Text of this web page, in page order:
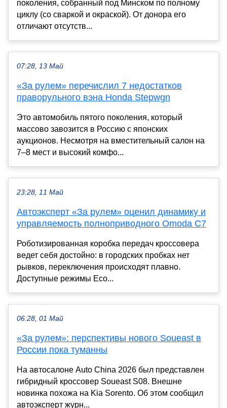
поколения, собранный под Минском по полному
циклу (со сваркой и окраской). От донора его
отличают отсутств...
07:28, 13 Май
«За рулем» перечислил 7 недостатков
праворульного вэна Honda Stepwgn
Это автомобиль пятого поколения, который
массово завозится в Россию с японских
аукционов. Несмотря на вместительный салон на
7–8 мест и высокий комфо...
23:28, 11 Май
Автоэксперт «За рулем» оценил динамику и
управляемость полноприводного Omoda C7
Роботизированная коробка передач кроссовера
ведет себя достойно: в городских пробках нет
рывков, переключения происходят плавно.
Доступные режимы Eco...
06:28, 01 Май
«За рулем»: перспективы нового Soueast в
России пока туманны
На автосалоне Auto China 2026 был представлен
гибридный кроссовер Soueast S08. Внешне
новинка похожа на Kia Sorento. Об этом сообщил
автоэксперт журн...